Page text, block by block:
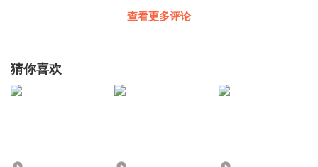
回复 @13p0pgta88lxuxvjm67l
睡一块吗？
查看更多评论
猜你喜欢